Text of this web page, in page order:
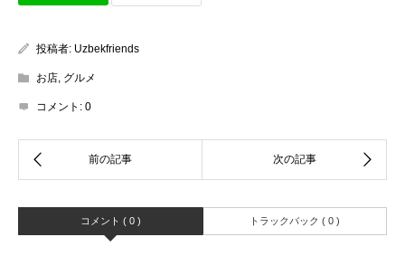
投稿者: Uzbekfriends
お店 グルメ
コメント: 0
コメント ( 0 ) トラックバック ( 0 )